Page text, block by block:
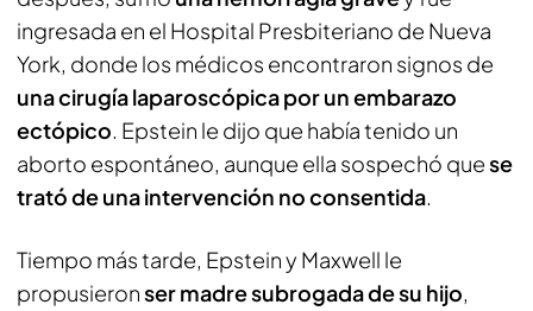
ingresada en el Hospital Presbiteriano de Nueva
York, donde los médicos encontraron signos de
una cirugía laparoscópica por un embarazo
ectópico. Epstein le dijo que había tenido un
aborto espontáneo, aunque ella sospechó quese
trató de una intervención no consentida.
Tiempo más tarde, Epstein y Maxwell le
propusieronser madre subrogada de su hijo,